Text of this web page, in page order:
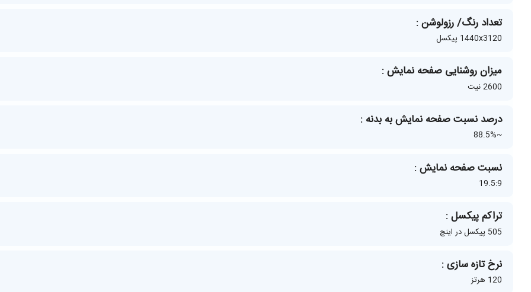
تعداد رنگ/ رزولوشن :
1440x3120 پیکسل
میزان روشنایی صفحه نمایش :
2600 نیت
درصد نسبت صفحه نمایش به بدنه :
~88.5%
نسبت صفحه نمایش :
19.5:9
تراکم پیکسل :
505 پیکسل در اینچ
نرخ تازه‌ سازی :
120 هرتز